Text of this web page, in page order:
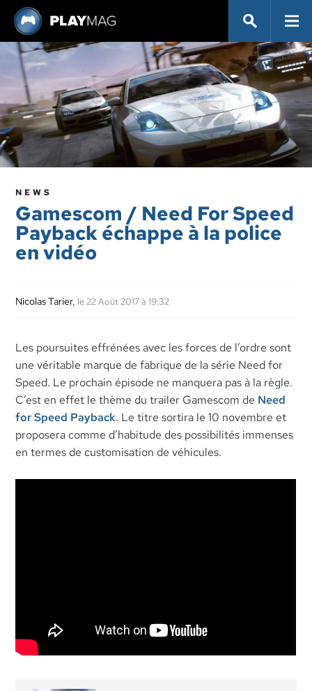
NEWS
Gamescom / Need For Speed
Payback échappe à la police
en vidéo
Nicolas Tarier, le 22 Août 2017 à 19:32
Les poursuites effrénées avec les forces de l’ordre sont
une véritable marque de fabrique de la série Need for
Speed. Le prochain épisode ne manquera pas à la règle.
C’est en effet le thème du trailer Gamescom de Need
for Speed Payback. Le titre sortira le 10 novembre et
proposera comme d’habitude des possibilités immenses
en termes de customisation de véhicules.